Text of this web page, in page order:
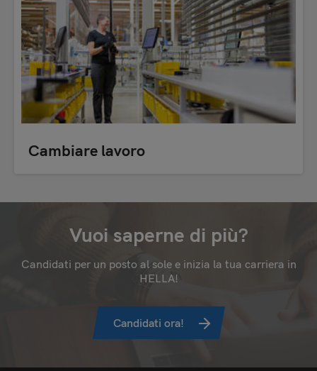
Cambiare lavoro
Vuoi saperne di più?
Candidati per un posto al sole e inizia la tua carriera in
HELLA!
Candidati ora!